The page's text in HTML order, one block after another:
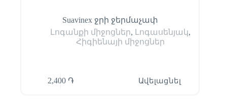
Suavinex ջրի ջերմաչափ
Լոգանքի միջոցներ, Լոգասենյակ,
Հիգիենայի միջոցներ
2,400 ֏ Ավելացնել